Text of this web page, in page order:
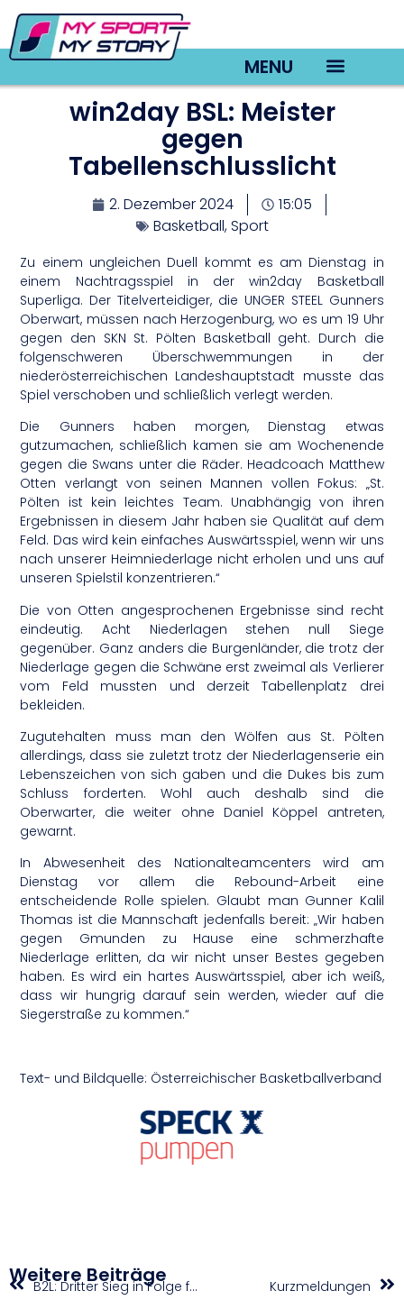
MENU
win2day BSL: Meister
gegen
Tabellenschlusslicht
2. Dezember 2024
15:05
Basketball,Sport
Zu einem ungleichen Duell kommt es am Dienstag in
einem Nachtragsspiel in der win2day Basketball
Superliga. Der Titelverteidiger, die UNGER STEEL Gunners
Oberwart, müssen nach Herzogenburg, wo es um 19 Uhr
gegen den SKN St. Pölten Basketball geht. Durch die
folgenschweren Überschwemmungen in der
niederösterreichischen Landeshauptstadt musste das
Spiel verschoben und schließlich verlegt werden.
Die Gunners haben morgen, Dienstag etwas
gutzumachen, schließlich kamen sie am Wochenende
gegen die Swans unter die Räder. Headcoach Matthew
Otten verlangt von seinen Mannen vollen Fokus: „St.
Pölten ist kein leichtes Team. Unabhängig von ihren
Ergebnissen in diesem Jahr haben sie Qualität auf dem
Feld. Das wird kein einfaches Auswärtsspiel, wenn wir uns
nach unserer Heimniederlage nicht erholen und uns auf
unseren Spielstil konzentrieren.“
Die von Otten angesprochenen Ergebnisse sind recht
eindeutig. Acht Niederlagen stehen null Siege
gegenüber. Ganz anders die Burgenländer, die trotz der
Niederlage gegen die Schwäne erst zweimal als Verlierer
vom Feld mussten und derzeit Tabellenplatz drei
bekleiden.
Zugutehalten muss man den Wölfen aus St. Pölten
allerdings, dass sie zuletzt trotz der Niederlagenserie ein
Lebenszeichen von sich gaben und die Dukes bis zum
Schluss forderten. Wohl auch deshalb sind die
Oberwarter, die weiter ohne Daniel Köppel antreten,
gewarnt.
In Abwesenheit des Nationalteamcenters wird am
Dienstag vor allem die Rebound-Arbeit eine
entscheidende Rolle spielen. Glaubt man Gunner Kalil
Thomas ist die Mannschaft jedenfalls bereit: „Wir haben
gegen Gmunden zu Hause eine schmerzhafte
Niederlage erlitten, da wir nicht unser Bestes gegeben
haben. Es wird ein hartes Auswärtsspiel, aber ich weiß,
dass wir hungrig darauf sein werden, wieder auf die
Siegerstraße zu kommen.“
Text- und Bildquelle: Österreichischer Basketballverband
Weitere Beiträge B2L: Dritter Sieg in Folge für die Ballers / Alligators müssen hart kämpfen Kurzmeldungen